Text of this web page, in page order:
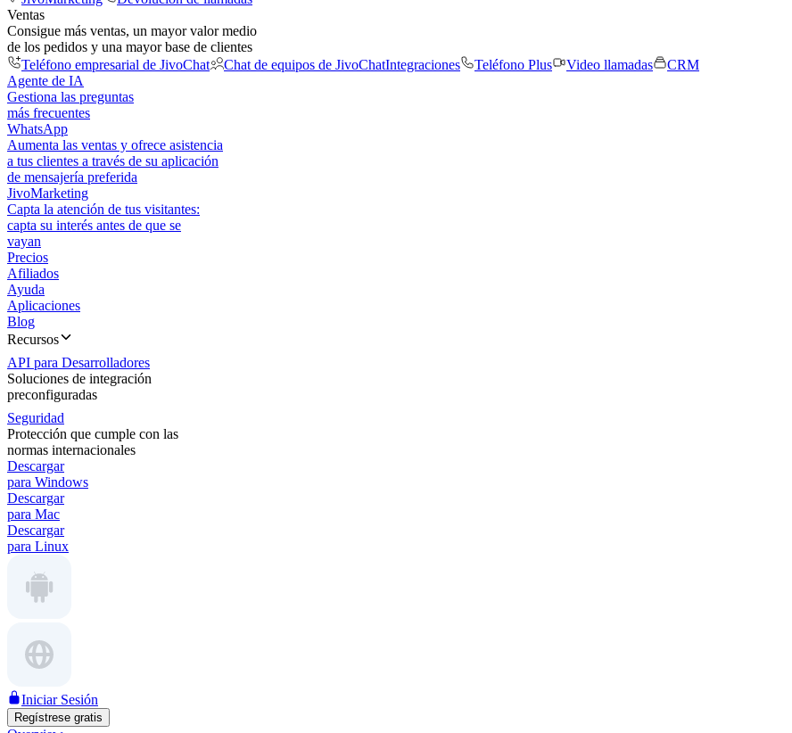
Ventas
Consigue más ventas, un mayor valor medio
de los pedidos y una mayor base de clientes
Teléfono empresarial de JivoChat
Chat de equipos de JivoChatIntegraciones Teléfono Plus Video llamadas
CRM
Agente de IA
Gestiona las preguntas
más frecuentes
WhatsApp
Aumenta las ventas y ofrece asistencia
a tus clientes a través de su aplicación
de mensajería preferida
JivoMarketing
Capta la atención de tus visitantes:
capta su interés antes de que se
vayan
Precios
Afiliados
Ayuda
Aplicaciones
Blog
Recursos
API para Desarrolladores
Soluciones de integración
preconfiguradas
Seguridad
Protección que cumple con las
normas internacionales
Descargar
para Windows
Descargar
para Mac
Descargar
para Linux
Iniciar Sesión
Regístrese gratis